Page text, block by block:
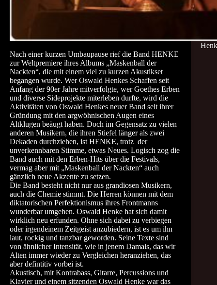
Nach einer kurzen Umbaupause rief die Band HENKE
zur Weltpremiere ihres Albums „Maskenball der
Nackten“, die mit einem viel zu kurzen Akustikset
begangen wurde. Wer Oswald Henkes Schaffen seit
Anfang der 90er Jahre mitverfolgte, wer Goethes Erben
und diverse Sideprojekte miterleben durfte, wird die
Aktivitäten von Oswald Henkes neuer Band seit ihrer
Gründung mit den argwöhnischen Augen eines
Altklugen beäugt haben. Doch im Gegensatz zu vielen
anderen Musikern, die ihren Stiefel länger als zwei
Dekaden durchziehen, ist HENKE, trotz der
unverkennbaren Stimme, etwas Neues. Logisch zog die
Band auch mit den Erben-Hits über die Festivals,
vermag aber mit „Maskenball der Nackten“ auch
gänzlich neue Akzente zu setzen.
Die Band besteht nicht nur aus grandiosen Musikern,
auch die Chemie stimmt. Die Herren können mit dem
diktatorischen Perfektionismus ihres Frontmanns
wunderbar umgehen. Oswald Henke hat sich damit
wirklich neu erfunden. Ohne sich dabei zu verbiegen
oder irgendeinem Zeitgeist anzubiedern, ist es um ihn
laut, rockig und tanzbar geworden. Seine Texte sind
von ähnlicher Intensität, wie in jenem Damals, das wir
Alten immer wieder zu Vergleichen heranziehen, das
aber defintitiv vorbei ist.
Akustisch, mit Kontrabass, Gitarre, Percussions und
Klavier und einem sitzenden Oswald Henke war das